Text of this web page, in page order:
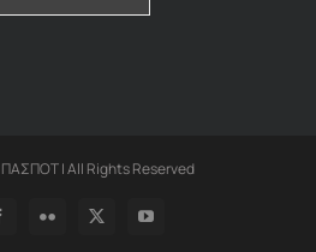
| All Rights Reserved
Flickr X YouTube